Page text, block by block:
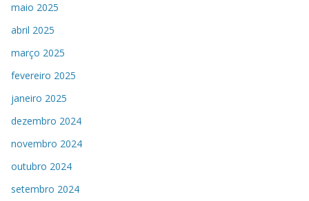
maio 2025
abril 2025
março 2025
fevereiro 2025
janeiro 2025
dezembro 2024
novembro 2024
outubro 2024
setembro 2024